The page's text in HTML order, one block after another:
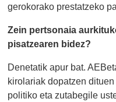
gerokorako prestatzeko
Zein pertsonaia
pisatzearen bidez?
Denetatik apur bat.
kirolariak dopatzen
politiko eta zutabegile